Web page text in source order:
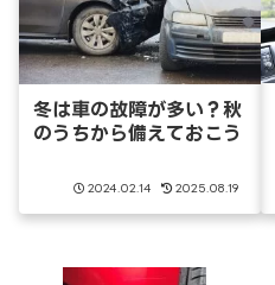
冬は車の故障が多い？秋
のうちから備えておこう
2024.02.14 2025.08.19